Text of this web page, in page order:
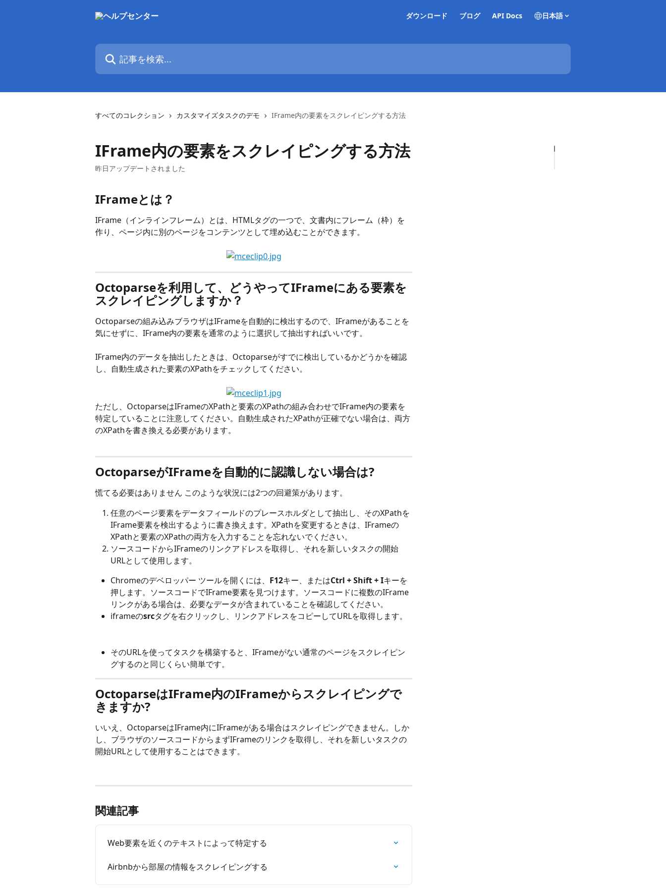
ダウンロード ブログ API Docs 日本語
記事を検索...
すべてのコレクション カスタマイズタスクのデモ IFrame内の要素をスクレイピングする方法
IFrame内の要素をスクレイピングする方法
昨日アップデートされました
IFrameとは？
IFrame（インラインフレーム）とは、HTMLタグの一つで、文書内にフレーム（枠）を
作り、ページ内に別のページをコンテンツとして埋め込むことができます。
Octoparseを利用して、どうやってIFrameにある要素を
スクレイピングしますか？
Octoparseの組み込みブラウザはIFrameを自動的に検出するので、IFrameがあることを
気にせずに、IFrame内の要素を通常のように選択して抽出すればいいです。
IFrame内のデータを抽出したときは、Octoparseがすでに検出しているかどうかを確認
し、自動生成された要素のXPathをチェックしてください。
ただし、OctoparseはIFrameのXPathと要素のXPathの組み合わせでIFrame内の要素を
特定していることに注意してください。自動生成されたXPathが正確でない場合は、両方
のXPathを書き換える必要があります。
OctoparseがIFrameを自動的に認識しない場合は?
慌てる必要はありません このような状況には2つの回避策があります。
任意のページ要素をデータフィールドのプレースホルダとして抽出し、そのXPathを
IFrame要素を検出するように書き換えます。XPathを変更するときは、IFrameの
XPathと要素のXPathの両方を入力することを忘れないでください。
ソースコードからIFrameのリンクアドレスを取得し、それを新しいタスクの開始
URLとして使用します。
Chromeのデベロッパー ツールを開くには、 F12キー、またはCtrl + Shift + Iキーを
押します。ソースコードでIFrame要素を見つけます。ソースコードに複数のIFrame
リンクがある場合は、必要なデータが含まれていることを確認してください。
iframeのsrcタグを右クリックし、リンクアドレスをコピーしてURLを取得します。
そのURLを使ってタスクを構築すると、IFrameがない通常のページをスクレイピン
グするのと同じくらい簡単です。
OctoparseはIFrame内のIFrameからスクレイピングで
きますか?
いいえ、OctoparseはIFrame内にIFrameがある場合はスクレイピングできません。しか
し、ブラウザのソースコードからまずIFrameのリンクを取得し、それを新しいタスクの
開始URLとして使用することはできます。
関連記事
Web要素を近くのテキストによって特定する
Airbnbから部屋の情報をスクレイピングする